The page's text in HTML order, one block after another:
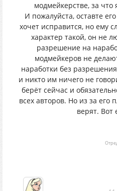
модмейкерстве, за что
И пожалуйста, оставте
хочет исправится, но ему
характер такой, он не
разрешение на
модмейкеров не
наработки без
и никто им ничего не
берёт сейчас и
всех авторов. Но из за его
верят. Вот